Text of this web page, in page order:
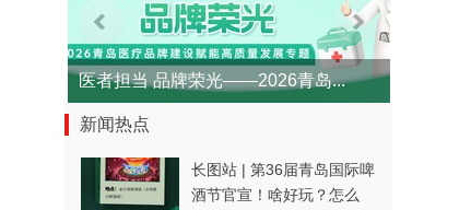
医者担当 品牌荣光——2026青岛...
新闻热点
长图站 | 第36届青岛国际啤
酒节官宣！啥好玩？怎么